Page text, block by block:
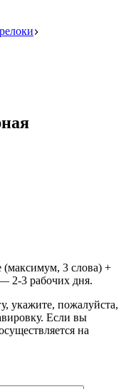
3 слова) +
2-3 рабочих дня.
укажите, пожалуйста,
Если вы
на